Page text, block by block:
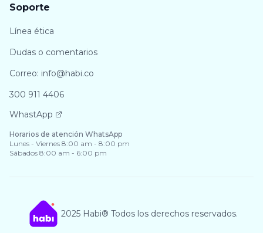
Soporte
Línea ética
Dudas o comentarios
Correo: info@habi.co
300 911 4406
WhastApp
Horarios de atención WhatsApp
Lunes - Viernes 8:00 am - 8:00 pm
Sábados 8:00 am - 6:00 pm
2025 Habi® Todos los derechos reservados.